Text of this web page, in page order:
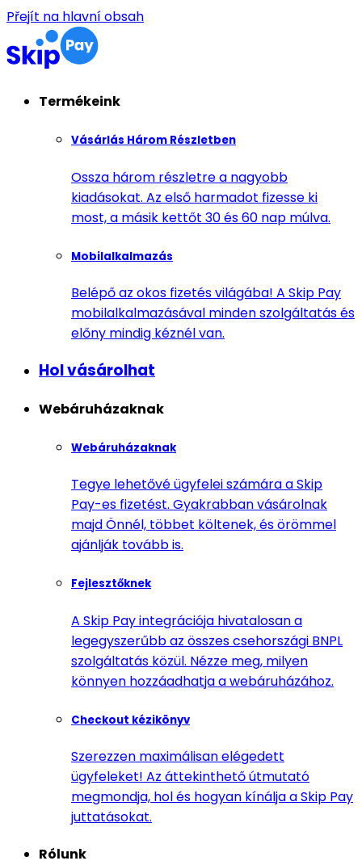
Přejít na hlavní obsah
Termékeink
Vásárlás Három Részletben
Ossza három részletre a nagyobb
kiadásokat. Az első harmadot fizesse ki
most, a másik kettőt 30 és 60 nap múlva.
Mobilalkalmazás
Belépő az okos fizetés világába! A Skip Pay
mobilalkalmazásával minden szolgáltatás és
előny mindig kéznél van.
Hol vásárolhat
Webáruházaknak
Webáruházaknak
Tegye lehetővé ügyfelei számára a Skip
Pay-es fizetést. Gyakrabban vásárolnak
majd Önnél, többet költenek, és örömmel
ajánlják tovább is.
Fejlesztőknek
A Skip Pay integrációja hivatalosan a
legegyszerűbb az összes csehországi BNPL
szolgáltatás közül. Nézze meg, milyen
könnyen hozzáadhatja a webáruházához.
Checkout kézikönyv
Szerezzen maximálisan elégedett
ügyfeleket! Az áttekinthető útmutató
megmondja, hol és hogyan kínálja a Skip Pay
juttatásokat.
Rólunk